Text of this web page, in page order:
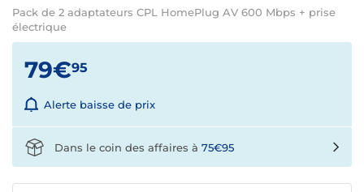
Pack de 2 adaptateurs CPL HomePlug AV 600 Mbps + prise
électrique
79€95
Alerte baisse de prix
Dans le coin des affaires à 75€95